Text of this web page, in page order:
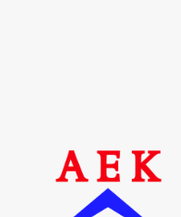
chosen
on
the
product